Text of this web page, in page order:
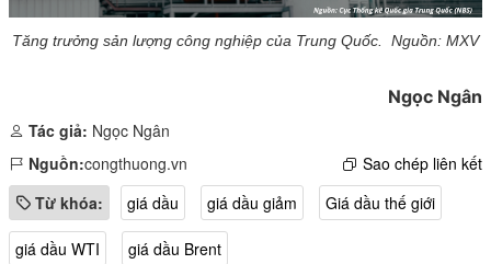
Tăng trưởng sản lượng công nghiệp của Trung Quốc. Nguồn: MXV
Ngọc Ngân
Tác giả: Ngọc Ngân
Nguồn:congthuong.vn
Sao chép liên kết
Từ khóa:
giá dầu giá dầu giảm Giá dầu thế giới
giá dầu WTI
giá dầu Brent